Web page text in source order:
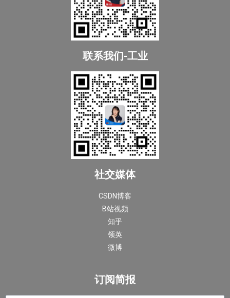
联系我们-工业
社交媒体
CSDN博客
B站视频
知乎
领英
微博
订阅简报